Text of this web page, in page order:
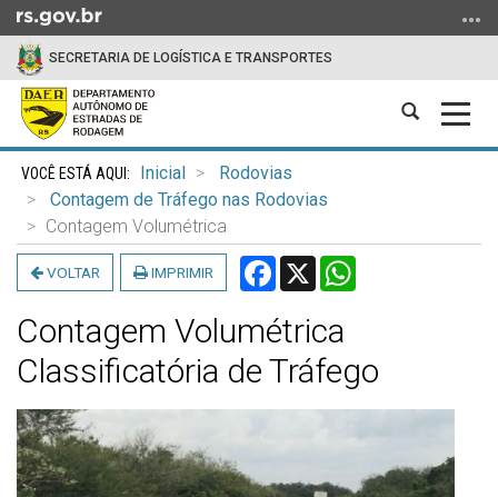
para
conteúdo
para
menu
para
SECRETARIA DE LOGÍSTICA E TRANSPORTES
Abrir
Início
conteúdo
Inicial
Rodovias
Contagem de Tráfego nas Rodovias
Contagem Volumétrica
VOLTAR IMPRIMIR Facebook
X
Contagem Volumétrica
Classificatória de Tráfego